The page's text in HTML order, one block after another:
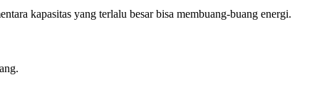
kapasitas yang terlalu besar bisa membuang-buang energi.